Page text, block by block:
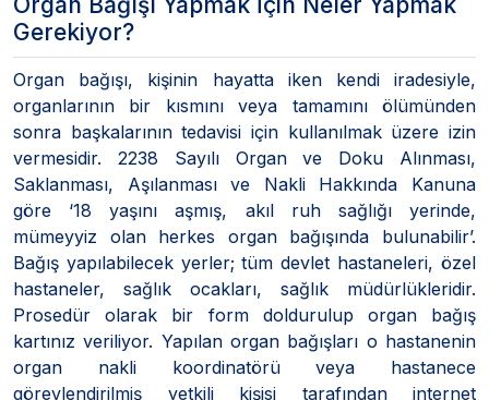
Gerekiyor?
Organ bağışı, kişinin hayatta iken kendi iradesiyle,
organlarının bir kısmını veya tamamını ölümünden
sonra başkalarının tedavisi için kullanılmak üzere izin
vermesidir. 2238 Sayılı Organ ve Doku Alınması,
Saklanması, Aşılanması ve Nakli Hakkında Kanuna
göre ‘18 yaşını aşmış, akıl ruh sağlığı yerinde,
mümeyyiz olan herkes organ bağışında bulunabilir’.
Bağış yapılabilecek yerler; tüm devlet hastaneleri, özel
hastaneler, sağlık ocakları, sağlık müdürlükleridir.
Prosedür olarak bir form doldurulup organ bağış
kartınız veriliyor. Yapılan organ bağışları o hastanenin
organ nakli koordinatörü veya hastanece
görevlendirilmiş yetkili kişisi tarafından internet